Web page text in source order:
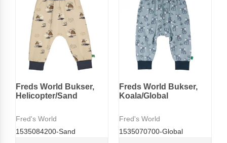
Freds World Bukser,
Helicopter/Sand
Fred's World
1535084200-Sand
Freds World Bukser,
Koala/Global
Fred's World
1535070700-Global